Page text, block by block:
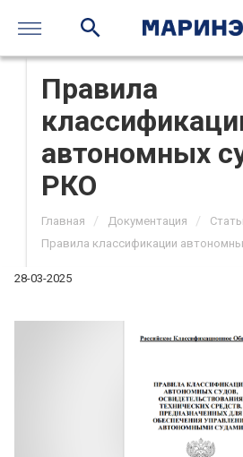
Правила
автономных
РКО
Главная / Документация /
Правила классификации
28-03-2025